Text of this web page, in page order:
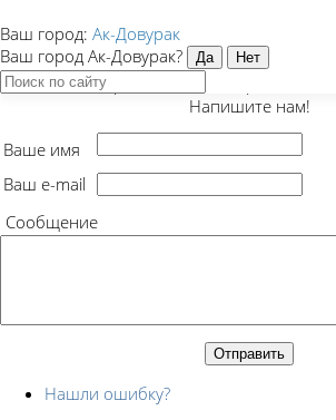
Есть предложение, вопрос или
Напишите нам!
Ваше имя
Ваш e-mail
Сообщение
Нашли ошибку?
Ваш город: Ак-Довурак
Ваш город Ак-Довурак?